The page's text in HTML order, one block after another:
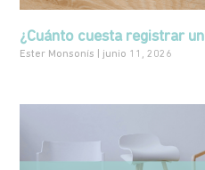
¿Cuánto cuesta registrar
Ester Monsonís junio 11, 2026